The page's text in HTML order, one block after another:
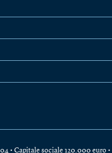
• Capitale sociale 120.000 euro •